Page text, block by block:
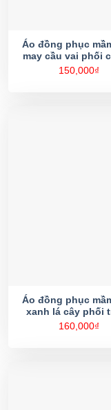
Áo đồng phục
may cầu vai phối
150,000₫
Áo đồng phục
xanh lá cây phối
160,000₫